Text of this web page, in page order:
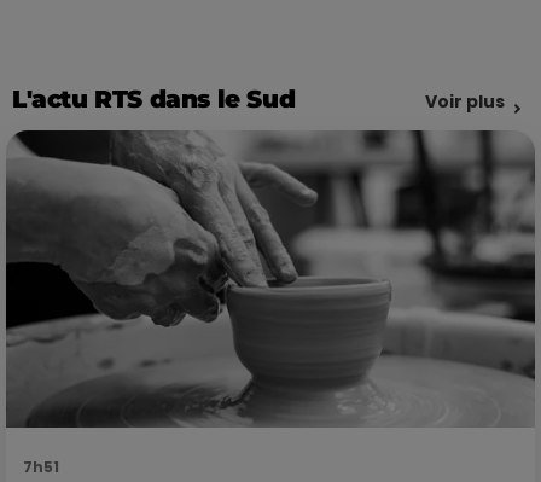
L'actu RTS dans le Sud Voir plus
7h51